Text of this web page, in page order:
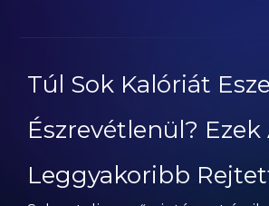
Túl Sok Kalóriát
Észrevétlenül? Ezek
Leggyakoribb